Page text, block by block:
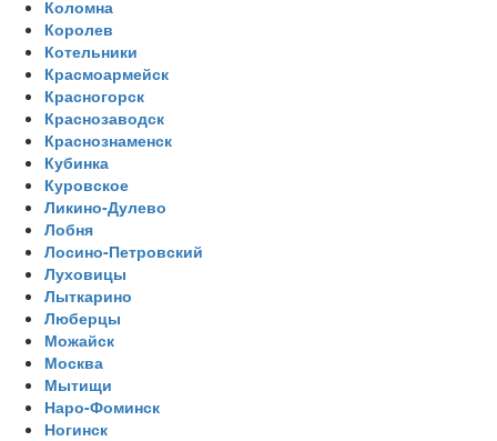
Коломна
Королев
Котельники
Красмоармейск
Красногорск
Краснозаводск
Краснознаменск
Кубинка
Куровское
Ликино-Дулево
Лобня
Лосино-Петровский
Луховицы
Лыткарино
Люберцы
Можайск
Москва
Мытищи
Наро-Фоминск
Ногинск